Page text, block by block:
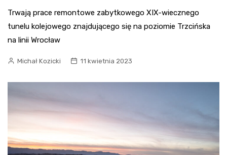
Trwają prace remontowe zabytkowego XIX-wiecznego
tunelu kolejowego znajdującego się na poziomie Trzcińska
na linii Wrocław
Michał Kozicki 11 kwietnia 2023